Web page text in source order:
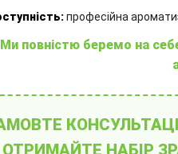
ароматичною
бамбукових
професійна
Ми повністю беремо на
ОТРИМАЙТЕ НАБІР